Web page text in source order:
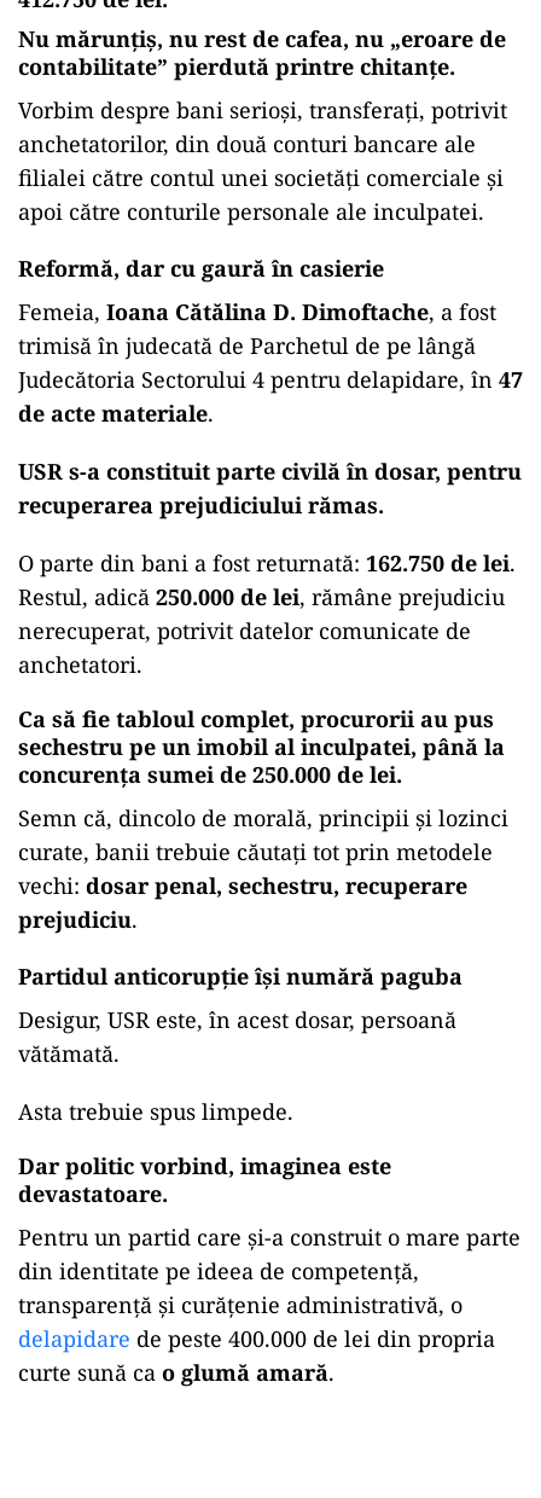
ad
Suma exactă reținută de procurori este de
412.750 de lei.
Nu mărunțiș, nu rest de cafea, nu „eroare de
contabilitate” pierdută printre chitanțe.
Vorbim despre bani serioși, transferați, potrivit
anchetatorilor, din două conturi bancare ale
apoi către conturile personale ale inculpatei.
Reformă, dar cu gaură în casierie
Femeia,Ioana Cătălina D. Dimoftache
Judecătoria Sectorului 4 pentru delapidare, în47
de acte materiale.
USR s-a constituit parte civilă în dosar, pentru
recuperarea prejudiciului rămas.
O parte din bani a fost returnată:
nerecuperat, potrivit datelor comunicate de
anchetatori.
sechestru pe un imobil al inculpatei, până la
concurența sumei de 250.000 de lei.
Semn că, dincolo de morală, principii și lozinci
curate, banii trebuie căutați tot prin metodele
vechi:dosar penal, sechestru, recuperare
prejudiciu.
Partidul anticorupție își numără paguba
Desigur, USR este, în acest dosar, persoană